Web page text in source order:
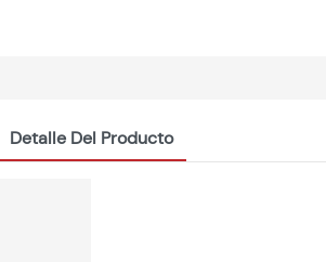
Detalle Del Producto